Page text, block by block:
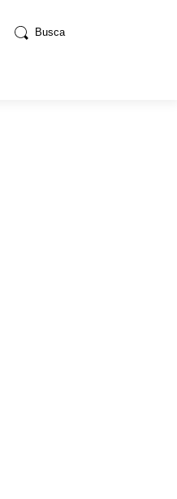
Busca